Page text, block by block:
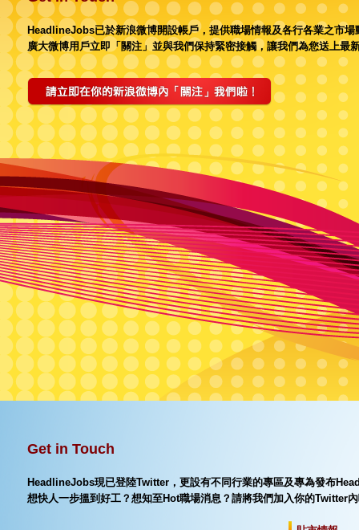
HeadlineJobs已於新浪微博開設帳戶，提供職場情報及各行各業之市場
廣大微博用戶立即「關注」並與我們保持緊密接觸，讓我們為您送上最
Get in Touch
HeadlineJobs現已登陸Twitter，更設有不同行業的專區及專為發布
想快人一步搵到好工？想知至Hot職場消息？請將我們加入你的Twitter